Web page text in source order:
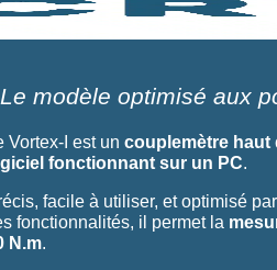
Le modèle optimisé aux
Vortex-I est un couplemètre haut
fonctionnant sur un PC.
facile à utiliser, et optimisé
fonctionnalités, il permet la
N.m.